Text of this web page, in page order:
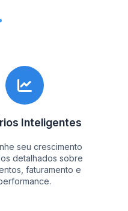
Inteligentes
seu crescimento
detalhados sobre
faturamento e